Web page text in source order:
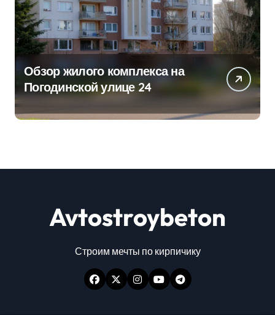
Обзор жилого комплекса на
Погодинской улице 24
Avtostroybeton
Строим мечты по кирпичику